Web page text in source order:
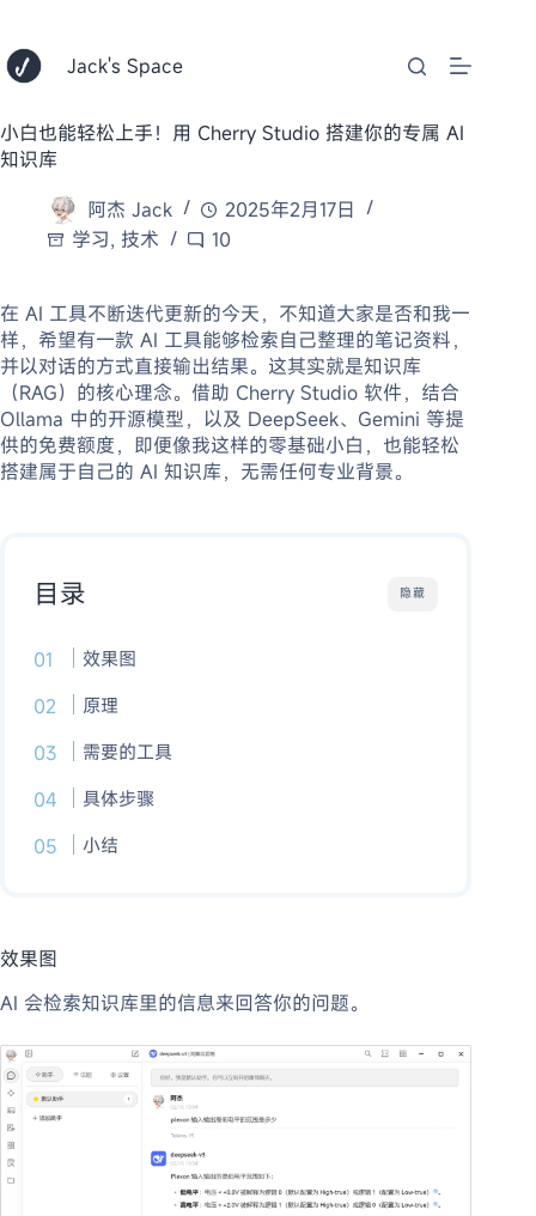
内
Jack's Space
小白也能轻松上手！用 Cherry Studio 搭建你的专属 AI
知识库
阿杰 Jack
2025年2月17日
学习, 技术 10
在 AI 工具不断迭代更新的今天，不知道大家是否和我一
样，希望有一款 AI 工具能够检索自己整理的笔记资料，
并以对话的方式直接输出结果。这其实就是知识库
（RAG）的核心理念。借助 Cherry Studio 软件，结合
Ollama 中的开源模型，以及 DeepSeek、Gemini 等提
供的免费额度，即便像我这样的零基础小白，也能轻松
搭建属于自己的 AI 知识库，无需任何专业背景。
隐藏
目录
效果图
原理
需要的工具
具体步骤
小结
效果图
AI 会检索知识库里的信息来回答你的问题。